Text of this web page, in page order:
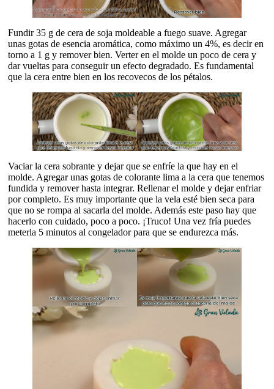
Fundir 35 g de cera de soja moldeable a fuego suave. Agregar
unas gotas de esencia aromática, como máximo un 4%, es decir en
torno a 1 g y remover bien. Verter en el molde un poco de cera y
dar vueltas para conseguir un efecto degradado. Es fundamental
que la cera entre bien en los recovecos de los pétalos.
Vaciar la cera sobrante y dejar que se enfríe la que hay en el
molde. Agregar unas gotas de colorante lima a la cera que tenemos
fundida y remover hasta integrar. Rellenar el molde y dejar enfriar
por completo. Es muy importante que la vela esté bien seca para
que no se rompa al sacarla del molde. Además este paso hay que
hacerlo con cuidado, poco a poco. ¡Truco! Una vez fría puedes
meterla 5 minutos al congelador para que se endurezca más.